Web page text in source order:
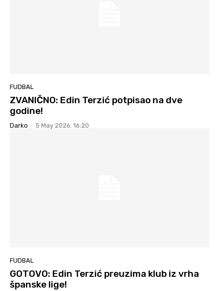
FUDBAL
ZVANIČNO: Edin Terzić potpisao na dve
godine!
Darko - 5 May 2026. 16:20
FUDBAL
GOTOVO: Edin Terzić preuzima klub iz vrha
španske lige!